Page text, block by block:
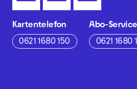
Kartentelefon
0621 1680 150
Abo-Service
0621 1680